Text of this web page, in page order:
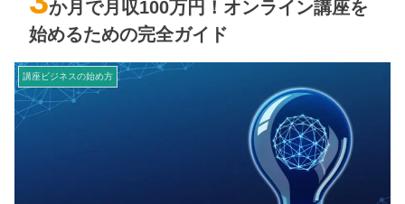
か月で月収100万円！オンライン講座を
始めるための完全ガイド
講座ビジネスの始め方